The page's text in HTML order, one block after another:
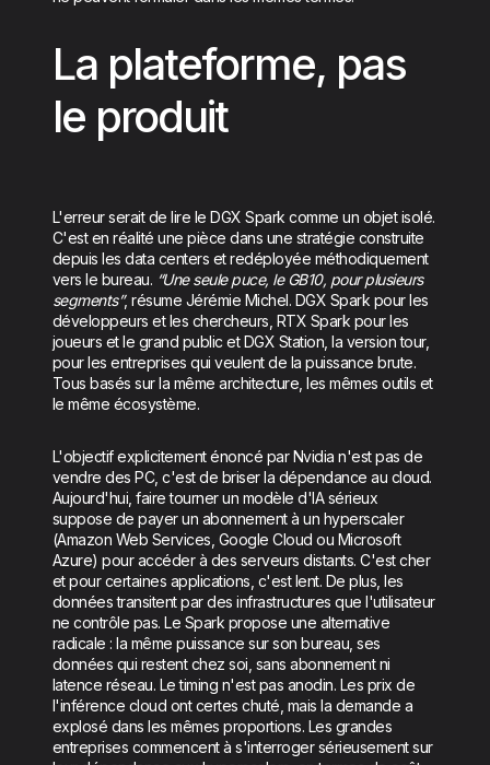
La plateforme, pas
le produit
L'erreur serait de lire le DGX Spark comme un objet isolé.
C'est en réalité une pièce dans une stratégie construite
depuis les data centers et redéployée méthodiquement
vers le bureau. “Une seule puce, le GB10, pour plusieurs
segments”, résume Jérémie Michel. DGX Spark pour les
développeurs et les chercheurs, RTX Spark pour les
joueurs et le grand public et DGX Station, la version tour,
pour les entreprises qui veulent de la puissance brute.
Tous basés sur la même architecture, les mêmes outils et
le même écosystème.
L'objectif explicitement énoncé par Nvidia n'est pas de
vendre des PC, c'est de briser la dépendance au cloud.
Aujourd'hui, faire tourner un modèle d'IA sérieux
suppose de payer un abonnement à un hyperscaler
(Amazon Web Services, Google Cloud ou Microsoft
Azure) pour accéder à des serveurs distants. C'est cher
et pour certaines applications, c'est lent. De plus, les
données transitent par des infrastructures que l'utilisateur
ne contrôle pas. Le Spark propose une alternative
radicale : la même puissance sur son bureau, ses
données qui restent chez soi, sans abonnement ni
latence réseau. Le timing n'est pas anodin. Les prix de
l'inférence cloud ont certes chuté, mais la demande a
explosé dans les mêmes proportions. Les grandes
entreprises commencent à s'interroger sérieusement sur